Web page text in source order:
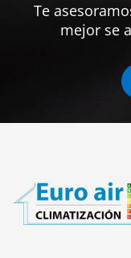
Te
mejor se